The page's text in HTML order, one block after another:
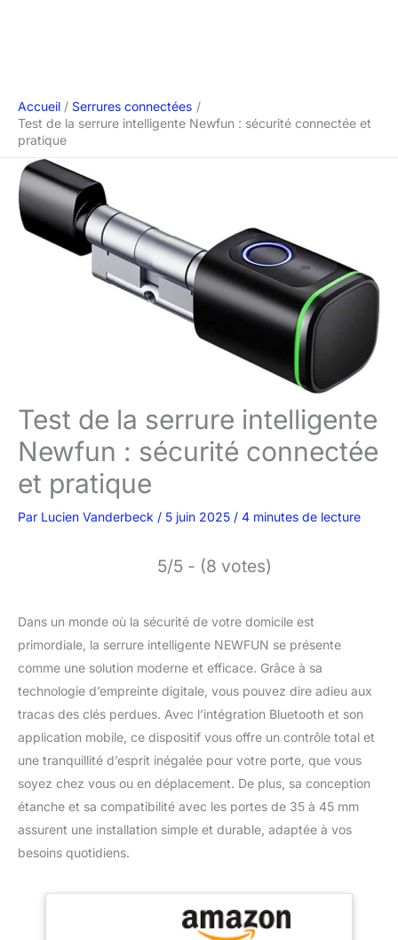
Accueil
Serrures connectées
Test de la serrure intelligente Newfun : sécurité connectée et
pratique
Test de la serrure intelligente
Newfun : sécurité connectée
et pratique
Par Lucien Vanderbeck / 5 juin 2025 / 4 minutes de lecture
5/5 - (8 votes)
Dans un monde où la sécurité de votre domicile est
primordiale, la serrure intelligente NEWFUN se présente
comme une solution moderne et efficace. Grâce à sa
technologie d’empreinte digitale, vous pouvez dire adieu aux
tracas des clés perdues. Avec l’intégration Bluetooth et son
application mobile, ce dispositif vous offre un contrôle total et
une tranquillité d’esprit inégalée pour votre porte, que vous
soyez chez vous ou en déplacement. De plus, sa conception
étanche et sa compatibilité avec les portes de 35 à 45 mm
assurent une installation simple et durable, adaptée à vos
besoins quotidiens.